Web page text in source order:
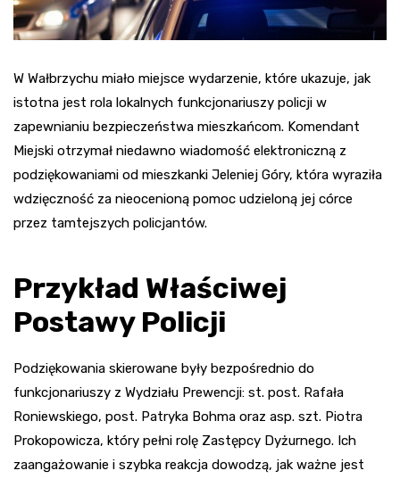
W Wałbrzychu miało miejsce wydarzenie, które ukazuje, jak
istotna jest rola lokalnych funkcjonariuszy policji w
zapewnianiu bezpieczeństwa mieszkańcom. Komendant
Miejski otrzymał niedawno wiadomość elektroniczną z
podziękowaniami od mieszkanki Jeleniej Góry, która wyraziła
wdzięczność za nieocenioną pomoc udzieloną jej córce
przez tamtejszych policjantów.
Przykład Właściwej
Postawy Policji
Podziękowania skierowane były bezpośrednio do
funkcjonariuszy z Wydziału Prewencji: st. post. Rafała
Roniewskiego, post. Patryka Bohma oraz asp. szt. Piotra
Prokopowicza, który pełni rolę Zastępcy Dyżurnego. Ich
zaangażowanie i szybka reakcja dowodzą, jak ważne jest